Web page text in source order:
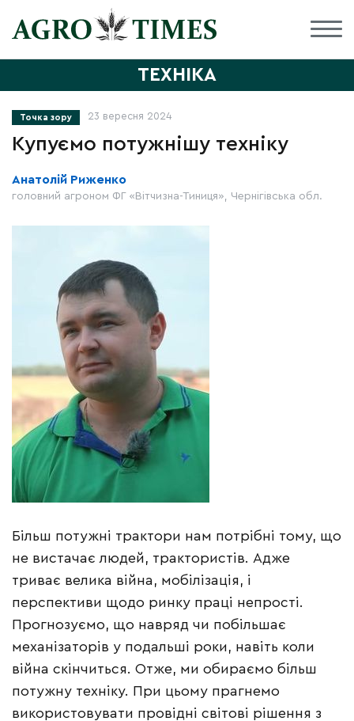
ТЕХНІКА
Точка зору 23 вересня 2024
Купуємо потужнішу техніку
Анатолій Риженко
головний агроном ФГ «Вітчизна-Тиниця», Чернігівська обл.
Більш потужні трактори нам потрібні тому, що
не вистачає людей, трактористів. Адже
триває велика війна, мобілізація, і
перспективи щодо ринку праці непрості.
Прогнозуємо, що навряд чи побільшає
механізаторів у подальші роки, навіть коли
війна скінчиться. Отже, ми обираємо більш
потужну техніку. При цьому прагнемо
використовувати провідні світові рішення з